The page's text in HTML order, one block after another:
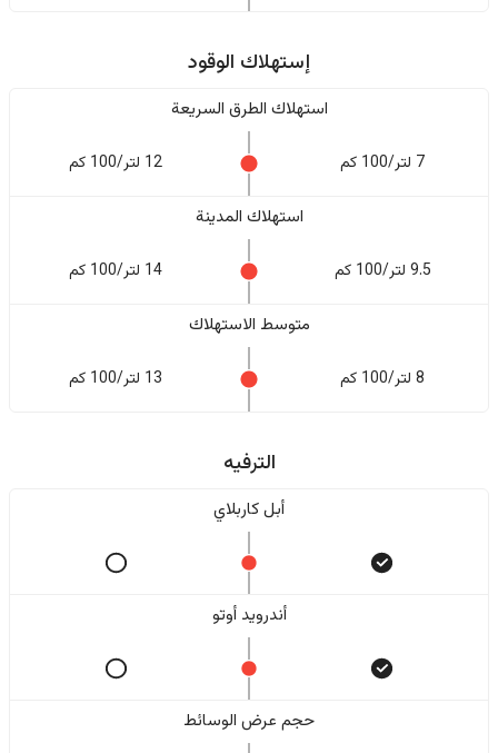
إستهلاك الوقود
استهلاك الطرق السريعة
7 لتر/100 كم 12 لتر/100 كم
استهلاك المدينة
9.5 لتر/100 كم 14 لتر/100 كم
متوسط الاستهلاك
8 لتر/100 كم 13 لتر/100 كم
الترفيه
أبل كاربلاي
أندرويد أوتو
حجم عرض الوسائط